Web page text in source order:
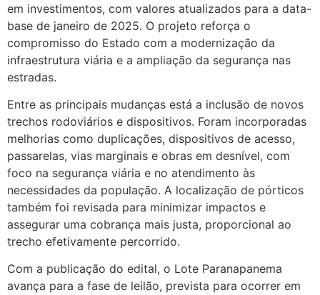
em investimentos, com valores atualizados para a data-
base de janeiro de 2025. O projeto reforça o
compromisso do Estado com a modernização da
infraestrutura viária e a ampliação da segurança nas
estradas.
Entre as principais mudanças está a inclusão de novos
trechos rodoviários e dispositivos. Foram incorporadas
melhorias como duplicações, dispositivos de acesso,
passarelas, vias marginais e obras em desnível, com
foco na segurança viária e no atendimento às
necessidades da população. A localização de pórticos
também foi revisada para minimizar impactos e
assegurar uma cobrança mais justa, proporcional ao
trecho efetivamente percorrido.
Com a publicação do edital, o Lote Paranapanema
avança para a fase de leilão, prevista para ocorrer em